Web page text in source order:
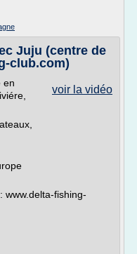
Juju (centre de
club.com)
voir la vidéo
en
www.delta-fishing-